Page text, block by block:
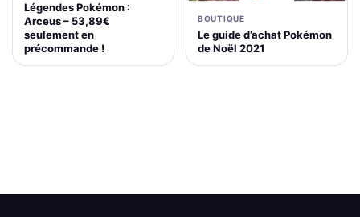
Légendes Pokémon :
Arceus – 53,89€
seulement en
précommande !
BOUTIQUE
Le guide d’achat Pokémon
de Noël 2021